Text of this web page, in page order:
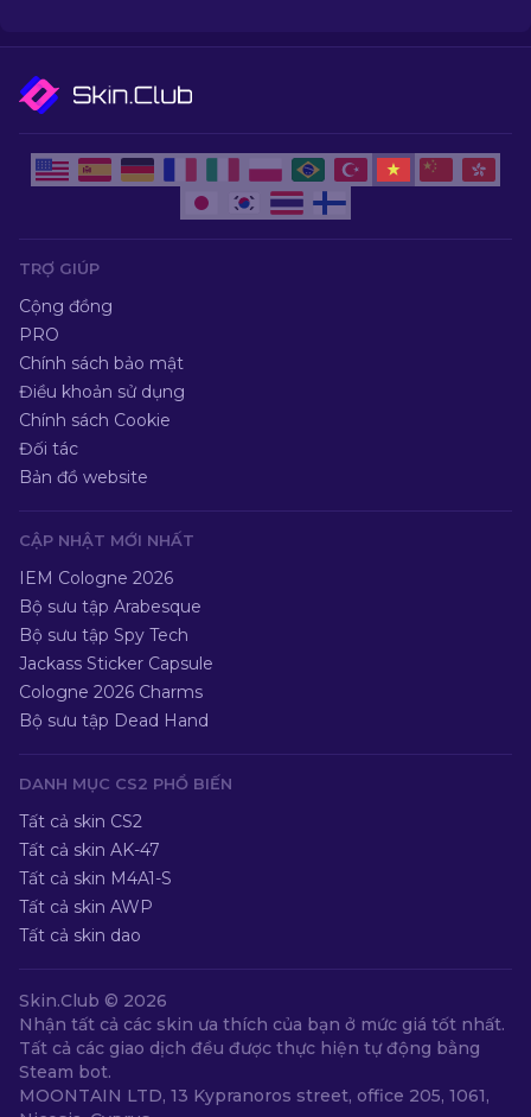
TRỢ GIÚP
Cộng đồng
PRO
Chính sách bảo mật
Điều khoản sử dụng
Chính sách Cookie
Đối tác
Bản đồ website
CẬP NHẬT MỚI NHẤT
IEM Cologne 2026
Bộ sưu tập Arabesque
Bộ sưu tập Spy Tech
Jackass Sticker Capsule
Cologne 2026 Charms
Bộ sưu tập Dead Hand
DANH MỤC CS2 PHỔ BIẾN
Tất cả skin CS2
Tất cả skin AK-47
Tất cả skin M4A1-S
Tất cả skin AWP
Tất cả skin dao
Skin.Club © 2026
Nhận tất cả các skin ưa thích của bạn ở mức giá tốt nhất.
Tất cả các giao dịch đều được thực hiện tự động bằng
Steam bot.
MOONTAIN LTD, 13 Kypranoros street, office 205, 1061,